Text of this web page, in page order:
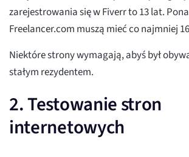
zarejestrowania się w Fiverr to 13 lat.
Freelancer.com muszą mieć co najmniej
Niektóre strony wymagają, abyś był
stałym rezydentem.
2. Testowanie stron
internetowych